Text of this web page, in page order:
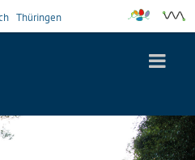
Thüringen